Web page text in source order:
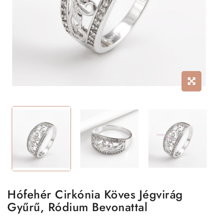
Hófehér Cirkónia Köves Jégvirág
Gyűrű, Ródium Bevonattal